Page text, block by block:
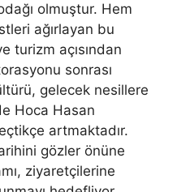
olmuştur. Hem
ağırlayan bu
turizm açısından
sonrası
gelecek nesillere
Hoca Hasan
artmaktadır.
gözler önüne
ziyaretçilerine